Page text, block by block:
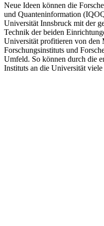
Neue Ideen können die
und Quanteninformation
Universität Innsbruck mit der
Technik der beiden
Universität profitieren von den
Forschungsinstituts und
Umfeld. So können durch die
Instituts an die Universität